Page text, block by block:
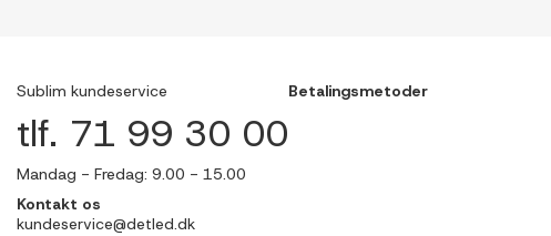
Sublim kundeservice
tlf. 71 99 30 00
Mandag - Fredag: 9.00 - 15.00
Kontakt os
kundeservice@detled.dk
Betalingsmetoder